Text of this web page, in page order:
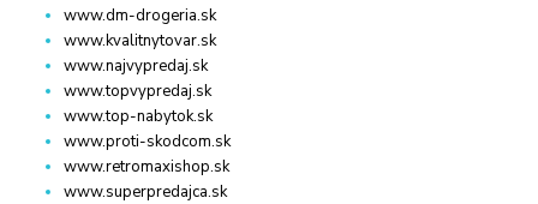
www.dm-drogeria.sk
www.kvalitnytovar.sk
www.najvypredaj.sk
www.topvypredaj.sk
www.top-nabytok.sk
www.proti-skodcom.sk
www.retromaxishop.sk
www.superpredajca.sk